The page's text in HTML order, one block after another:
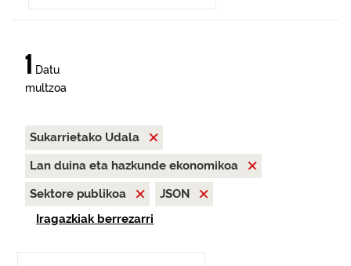
1 Datu
multzoa
Sukarrietako Udala
Lan duina eta hazkunde ekonomikoa
Sektore publikoa
JSON
Iragazkiak berrezarri